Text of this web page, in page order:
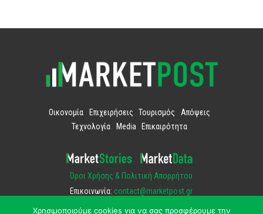
Οικονομία Επιχειρήσεις Τουρισμός
Απόψεις
Τεχνολογία
Media Επικαιρότητα
Όροι Χρήσης & Πολιτική Απορρήτου
Επικοινωνία: contact@marketpost.gr
Χρησιμοποιούμε cookies για να σας προσφέρουμε την